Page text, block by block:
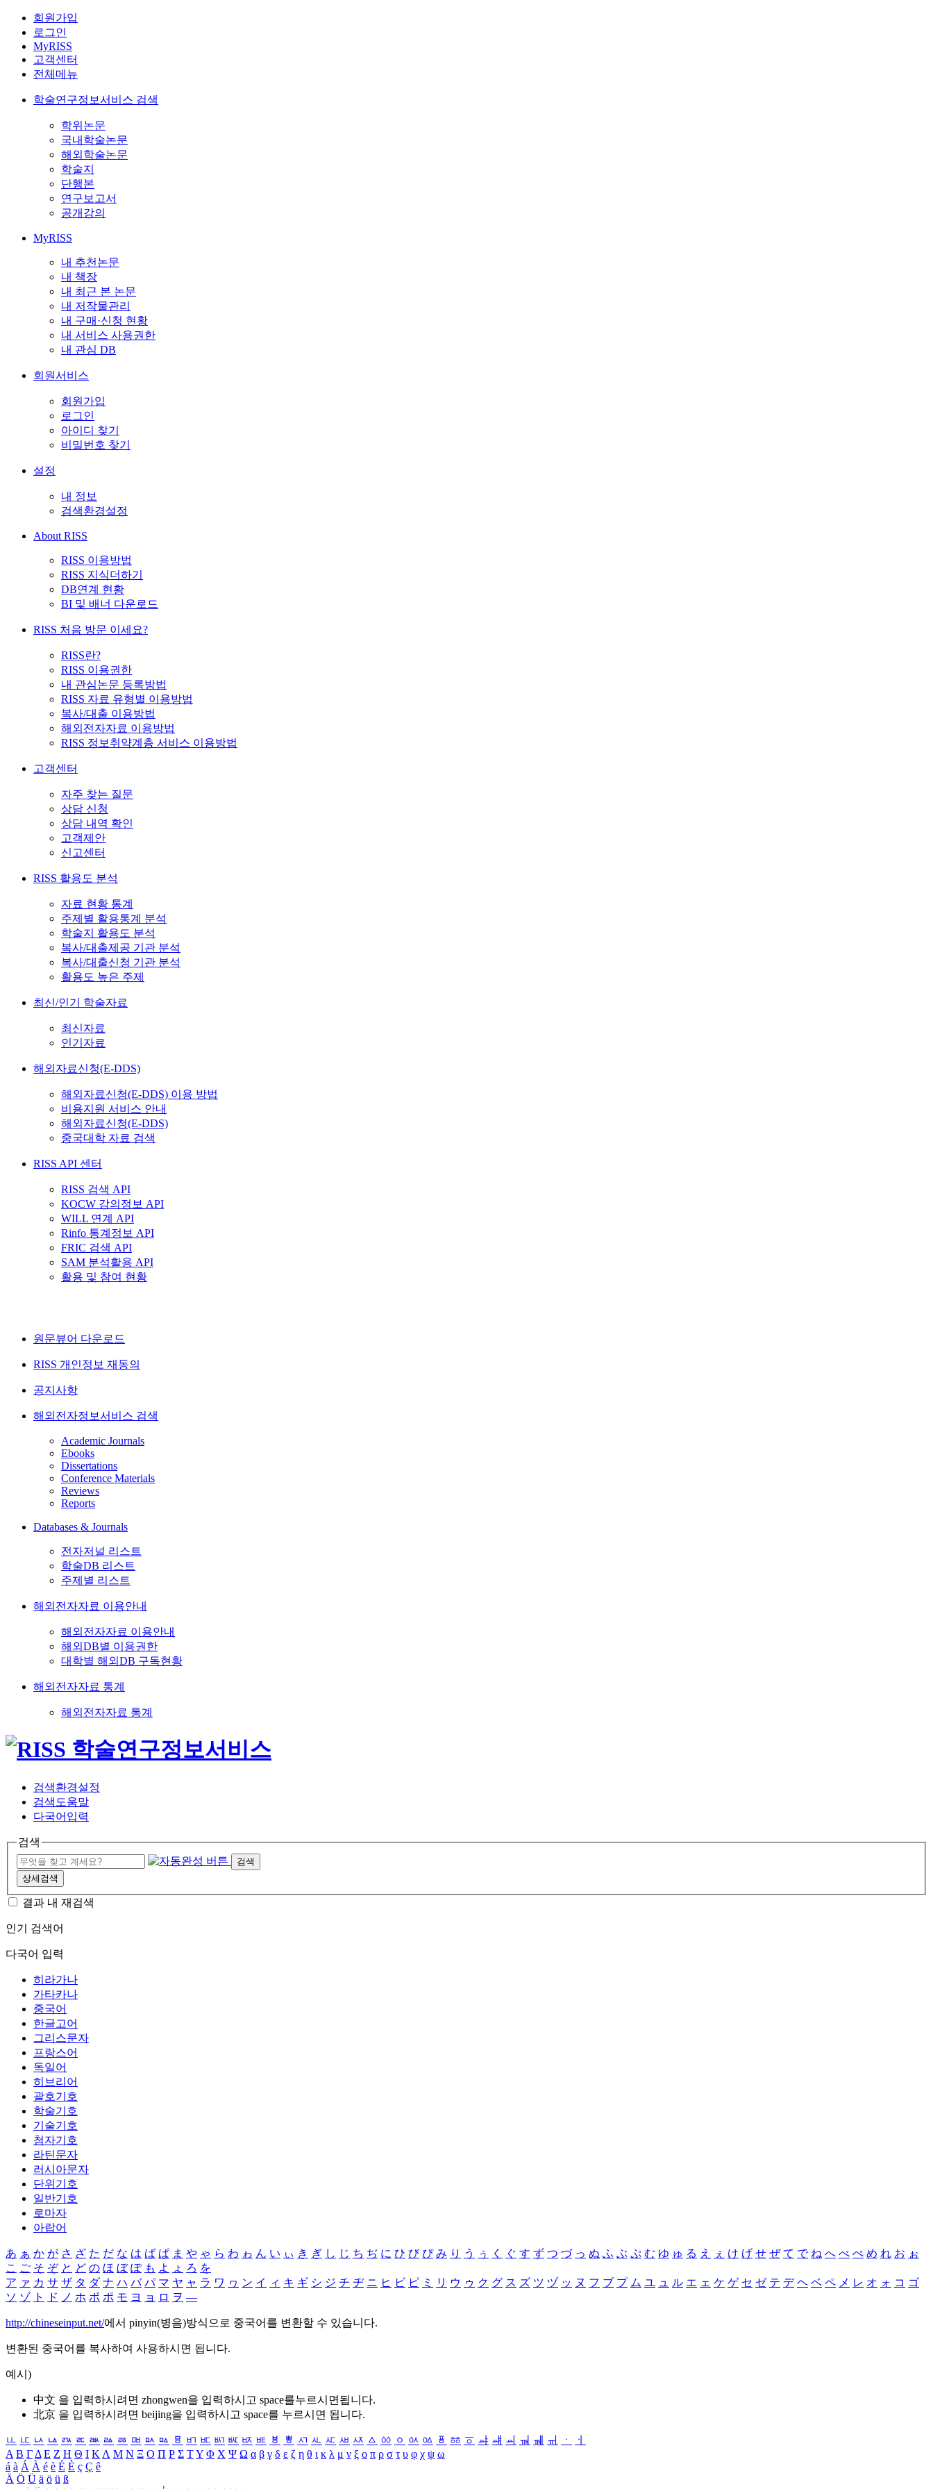
회원가입
로그인
MyRISS
고객센터
전체메뉴
학술연구정보서비스 검색
학위논문
국내학술논문
해외학술논문
학술지
단행본
연구보고서
공개강의
MyRISS
내 추천논문
내 책장
내 최근 본 논문
내 저작물관리
내 구매·신청 현황
내 서비스 사용권한
내 관심 DB
회원서비스
회원가입
로그인
아이디 찾기
비밀번호 찾기
설정
내 정보
검색환경설정
About RISS
RISS 이용방법
RISS 지식더하기
DB연계 현황
BI 및 배너 다운로드
RISS 처음 방문 이세요?
RISS란?
RISS 이용권한
내 관심논문 등록방법
RISS 자료 유형별 이용방법
복사/대출 이용방법
해외전자자료 이용방법
RISS 정보취약계층 서비스 이용방법
고객센터
자주 찾는 질문
상담 신청
상담 내역 확인
고객제안
신고센터
RISS 활용도 분석
자료 현황 통계
주제별 활용통계 분석
학술지 활용도 분석
복사/대출제공 기관 분석
복사/대출신청 기관 분석
활용도 높은 주제
최신/인기 학술자료
최신자료
인기자료
해외자료신청(E-DDS)
해외자료신청(E-DDS) 이용 방법
비용지원 서비스 안내
해외자료신청(E-DDS)
중국대학 자료 검색
RISS API 센터
RISS 검색 API
KOCW 강의정보 API
WILL 연계 API
Rinfo 통계정보 API
FRIC 검색 API
SAM 분석활용 API
활용 및 참여 현황
원문뷰어 다운로드
RISS 개인정보 재동의
공지사항
해외전자정보서비스 검색
Academic Journals
Ebooks
Dissertations
Conference Materials
Reviews
Reports
Databases & Journals
전자저널 리스트
학술DB 리스트
주제별 리스트
해외전자자료 이용안내
해외전자자료 이용안내
해외DB별 이용권한
대학별 해외DB 구독현황
해외전자자료 통계
해외전자자료 통계
검색환경설정
검색도움말
다국어입력
검색
검색
상세검색
결과 내 재검색
인기 검색어
다국어 입력
히라가나
가타카나
중국어
한글고어
그리스문자
프랑스어
독일어
히브리어
괄호기호
학술기호
기술기호
첨자기호
라틴문자
러시아문자
단위기호
일반기호
로마자
아랍어
あ ぁ か が さ ざ た だ な は ば ぱ ま や ゃ ら わ ゎ ん い ぃ き ぎ し じ ち ぢ に ひ び ぴ み り う ぅ く ぐ す ず つ づ っ ぬ ふ ぶ ぷ む ゆ ゅ る え ぇ け げ せ ぜ て で ね へ べ ぺ め れ お ぉ
こ ご そ ぞ と ど の ほ ぼ ぽ も よ ょ ろ を
ア ァ カ サ ザ タ ダ ナ ハ バ パ マ ヤ ャ ラ ワ ヮ ン イ ィ キ ギ シ ジ チ ヂ ニ ヒ ビ ピ ミ リ ウ ゥ ク グ ス ズ ツ ヅ ッ ヌ フ ブ プ ム ユ ュ ル エ ェ ケ ゲ セ ゼ テ デ ヘ ベ ペ メ レ オ ォ コ ゴ
ソ ゾ ト ド ノ ホ ボ ポ モ ヨ ョ ロ ヲ ―
http://chineseinput.net/에서 pinyin(병음)방식으로 중국어를 변환할 수 있습니다.
변환된 중국어를 복사하여 사용하시면 됩니다.
예시)
中文 을 입력하시려면 zhongwen을 입력하시고 space를누르시면됩니다.
北京 을 입력하시려면 beijing을 입력하시고 space를 누르시면 됩니다.
ㅥ ㅦ ㅧ ㅨ ㅩ ㅪ ㅫ ㅬ ㅭ ㅮ ㅯ ㅰ ㅱ ㅲ ㅳ ㅴ ㅵ ㅶ ㅷ ㅸ ㅹ ㅺ ㅻ ㅼ ㅽ ㅾ ㅿ ㆀ ㆁ ㆂ ㆃ ㆄ ㆅ ㆆ ㆇ ㆈ ㆉ ㆊ ㆋ ㆌ ㆍ
ㆎ
Α Β ΓΔ Ε Ζ Η Θ Ι ΚΛ Μ Ν Ξ Ο Π Ρ Σ ΤΥ Φ Χ Ψ Ω α β γ δ ε ζ η θ ι κ λ μ ν ξ ο π ρ σ τ υ φ χ ψ ω
á à Á À é è É È ç Ç ê
Ä Ö Ü ä ö ü ß